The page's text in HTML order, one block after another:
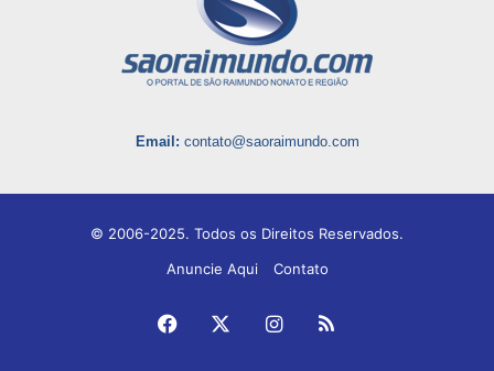
Email: contato@saoraimundo.com
© 2006-2025. Todos os Direitos Reservados.
Anuncie Aqui
Contato
Facebook Instagram
RSS